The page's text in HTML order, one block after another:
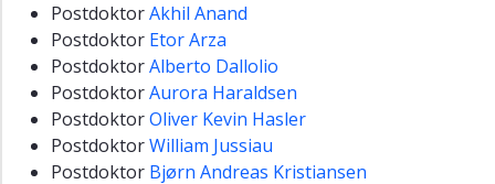
PostdoktorAkhil Anand
Postdoktor Etor Arza
PostdoktorAlberto Dallolio
PostdoktorAurora Haraldsen
PostdoktorOliver Kevin Hasler
PostdoktorWilliam Jussiau
Postdoktor Bjørn Andreas Kristiansen